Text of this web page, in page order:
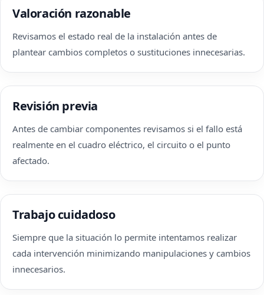
Valoración razonable
Revisamos el estado real de la instalación antes de
plantear cambios completos o sustituciones innecesarias.
Revisión previa
Antes de cambiar componentes revisamos si el fallo está
realmente en el cuadro eléctrico, el circuito o el punto
afectado.
Trabajo cuidadoso
Siempre que la situación lo permite intentamos realizar
cada intervención minimizando manipulaciones y cambios
innecesarios.